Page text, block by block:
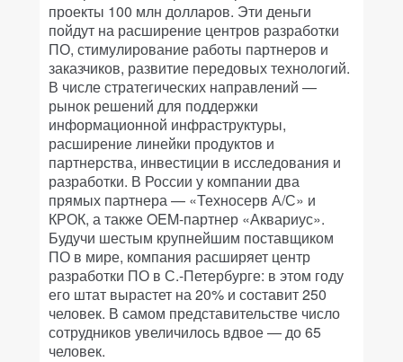
проекты 100 млн долларов. Эти деньги
пойдут на расширение центров разработки
ПО, стимулирование работы партнеров и
заказчиков, развитие передовых технологий.
В числе стратегических направлений —
рынок решений для поддержки
информационной инфраструктуры,
расширение линейки продуктов и
партнерства, инвестиции в исследования и
разработки. В России у компании два
прямых партнера — «Техносерв А/С» и
КРОК, а также OEM-партнер «Аквариус».
Будучи шестым крупнейшим поставщиком
ПО в мире, компания расширяет центр
разработки ПО в С.-Петербурге: в этом году
его штат вырастет на 20% и составит 250
человек. В самом представительстве число
сотрудников увеличилось вдвое — до 65
человек.